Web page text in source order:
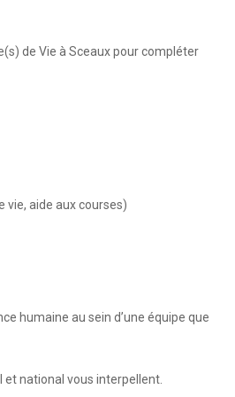
de Vie à Sceaux pour compléter
vie, aide aux courses)
humaine au sein d’une équipe que
et national vous interpellent.